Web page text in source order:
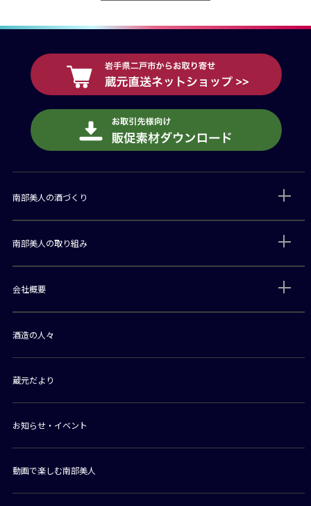
南部美人の酒づくり
南部美人の取り組み
会社概要
酒造の人々
蔵元だより
お知らせ・イベント
動画で楽しむ南部美人